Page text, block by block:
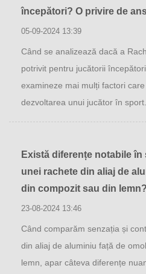
începători? O privire de
05-09-2024 13:39
Când se analizează dacă a
potrivit pentru jucătorii
examineze mai mulți factori
dezvoltarea unui jucător în sport...
Există diferențe notabile în
unei rachete din aliaj de
din compozit sau din lemn?
23-08-2024 13:46
Când comparăm senzația și
din aliaj de aluminiu față de
lemn, apar câteva diferențe